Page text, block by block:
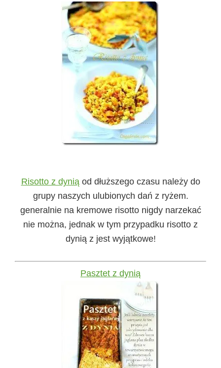
Risotto z dynią od dłuższego czasu należy do
grupy naszych ulubionych dań z ryżem.
generalnie na kremowe risotto nigdy narzekać
nie można, jednak w tym przypadku risotto z
dynią z jest wyjątkowe!
Pasztet z dynią